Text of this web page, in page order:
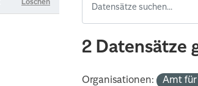
Löschen
2 Datensätze
Organisationen: Amt